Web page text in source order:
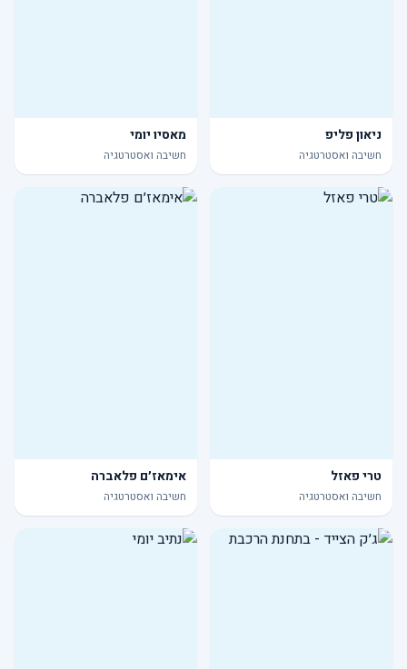
ניאון פליפ
חשיבה ואסטרטגיה
מאסיו יומי
חשיבה ואסטרטגיה
טרי פאזל
חשיבה ואסטרטגיה
אימאז׳ם פלאברה
חשיבה ואסטרטגיה